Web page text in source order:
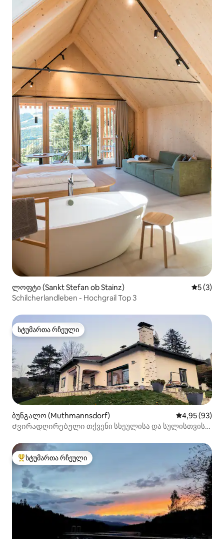
ლოფტი (Sankt Stefan ob Stainz)
5 (3)
Schilcherlandleben - Hochgrail Top 3
სტუმართა რჩეული
სტუმართა რჩეული
ბუნგალო (Muthmannsdorf) საშუალო
4,95 (93)
Ძვირადღირებული თქვენი სხეულისა და სულისთვის,
სტუმართა რჩეული მოწინავე ვარიანტი
სტუმართა რჩეული